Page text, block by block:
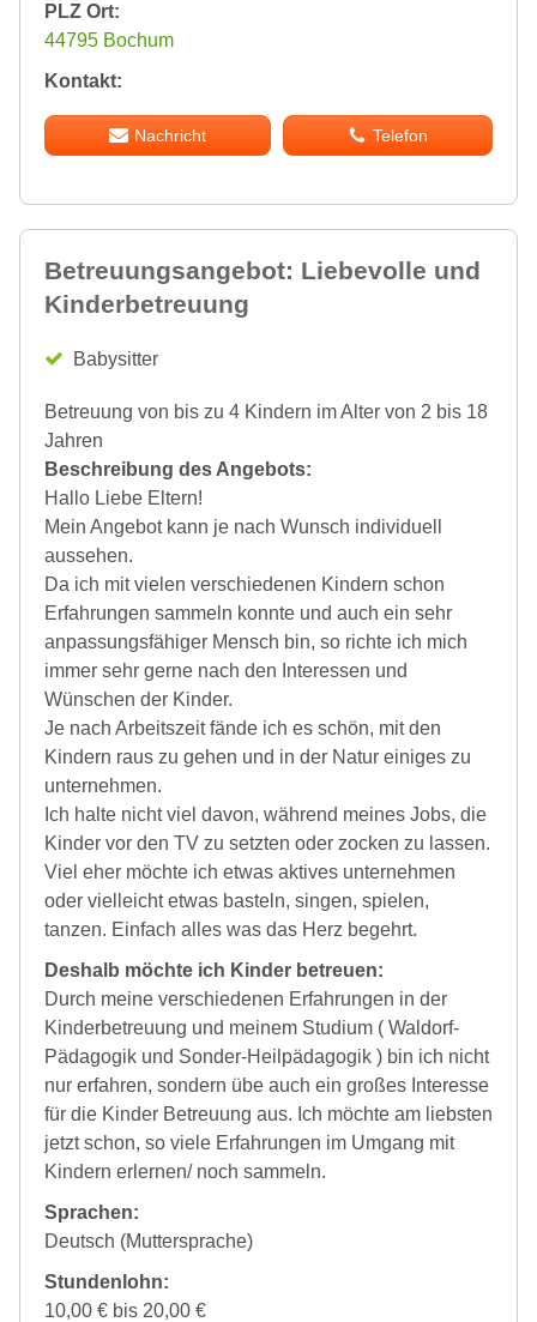
PLZ Ort:
44795 Bochum
Kontakt:
Nachricht Telefon
Betreuungsangebot: Liebevolle und
Kinderbetreuung
Babysitter
Betreuung von bis zu 4 Kindern im Alter von 2 bis 18
Jahren
Beschreibung des Angebots:
Hallo Liebe Eltern!
Mein Angebot kann je nach Wunsch individuell
aussehen.
Da ich mit vielen verschiedenen Kindern schon
Erfahrungen sammeln konnte und auch ein sehr
anpassungsfähiger Mensch bin, so richte ich mich
immer sehr gerne nach den Interessen und
Wünschen der Kinder.
Je nach Arbeitszeit fände ich es schön, mit den
Kindern raus zu gehen und in der Natur einiges zu
unternehmen.
Ich halte nicht viel davon, während meines Jobs, die
Kinder vor den TV zu setzten oder zocken zu lassen.
Viel eher möchte ich etwas aktives unternehmen
oder vielleicht etwas basteln, singen, spielen,
tanzen. Einfach alles was das Herz begehrt.
Deshalb möchte ich Kinder betreuen:
Durch meine verschiedenen Erfahrungen in der
Kinderbetreuung und meinem Studium ( Waldorf-
Pädagogik und Sonder-Heilpädagogik ) bin ich nicht
nur erfahren, sondern übe auch ein großes Interesse
für die Kinder Betreuung aus. Ich möchte am liebsten
jetzt schon, so viele Erfahrungen im Umgang mit
Kindern erlernen/ noch sammeln.
Sprachen:
Deutsch (Muttersprache)
Stundenlohn:
10,00 € bis 20,00 €